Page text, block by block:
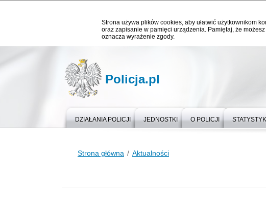
Strona używa plików cookies, aby ułatwić użytkownikom
oraz zapisanie w pamięci urządzenia. Pamiętaj, że
oznacza wyrażenie zgody.
Policja.pl
DZIAŁANIA POLICJI JEDNOSTKI O POLICJI
Strona główna Aktualności